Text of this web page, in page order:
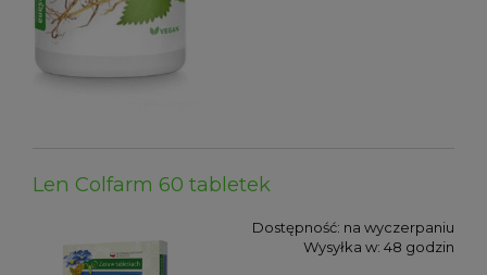
Len Colfarm 60 tabletek
Dostępność: na wyczerpaniu
Wysyłka w: 48 godzin